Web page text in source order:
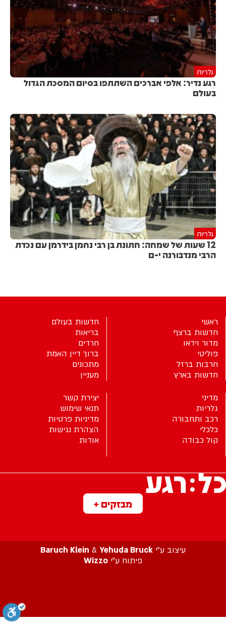
גלריות
רגע נדיר: אלפי אברכים השתתפו בסיום המסכת הגדול
בעולם
גלריות
12 שעות של שמחה: חתונת בן רבי נחמן בידרמן עם נכדת
הרבי מנדבורנה י-ם
מבזקים +
ראשי
חדשות ברצף
מדור וידאו
פוליטי
חרבות ברזל
חדשות בארץ
חדשות בעולם
בריאות
חרדים
ברוך דיין האמת
מתכונים
מעניין
מדיני
גלריות
רכב ותחבורה
כלכלי
קול כבודה
יצירת קשר
תנאי שימוש
מדיניות פרטיות
הצהרת נגישות
אודות
עיצוב ע”י Baruch Klein & Yehuda Bruck
פיתוח ע”י Wizzo